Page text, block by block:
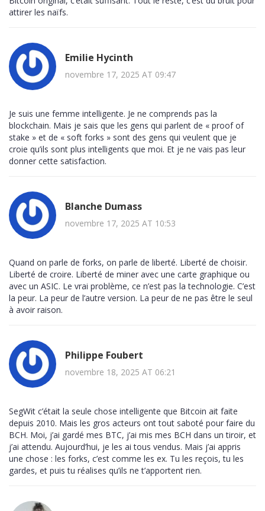
attirer les naïfs.
Emilie Hycinth
novembre 17, 2025 AT 09:47
Je suis une femme intelligente. Je ne comprends pas la
blockchain. Mais je sais que les gens qui parlent de « proof of
stake » et de « soft forks » sont des gens qui veulent que je
croie qu’ils sont plus intelligents que moi. Et je ne vais pas leur
donner cette satisfaction.
Blanche Dumass
novembre 17, 2025 AT 10:53
Quand on parle de forks, on parle de liberté. Liberté de choisir.
Liberté de croire. Liberté de miner avec une carte graphique ou
avec un ASIC. Le vrai problème, ce n’est pas la technologie. C’est
la peur. La peur de l’autre version. La peur de ne pas être le seul
à avoir raison.
Philippe Foubert
novembre 18, 2025 AT 06:21
SegWit c’était la seule chose intelligente que Bitcoin ait faite
depuis 2010. Mais les gros acteurs ont tout saboté pour faire du
BCH. Moi, j’ai gardé mes BTC, j’ai mis mes BCH dans un tiroir, et
j’ai attendu. Aujourd’hui, je les ai tous vendus. Mais j’ai appris
une chose : les forks, c’est comme les ex. Tu les reçois, tu les
gardes, et puis tu réalises qu’ils ne t’apportent rien.